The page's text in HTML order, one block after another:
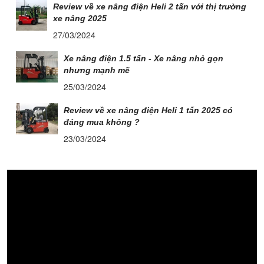
Review về xe nâng điện Heli 2 tấn với thị trường
xe nâng 2025
27/03/2024
Xe nâng điện 1.5 tấn - Xe nâng nhỏ gọn
nhưng mạnh mẽ
25/03/2024
Review về xe nâng điện Heli 1 tấn 2025 có
đáng mua không ?
23/03/2024